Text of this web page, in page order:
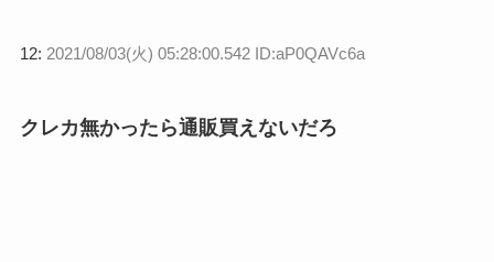
12: 2021/08/03(火) 05:28:00.542 ID:aP0QAVc6a
クレカ無かったら通販買えないだろ